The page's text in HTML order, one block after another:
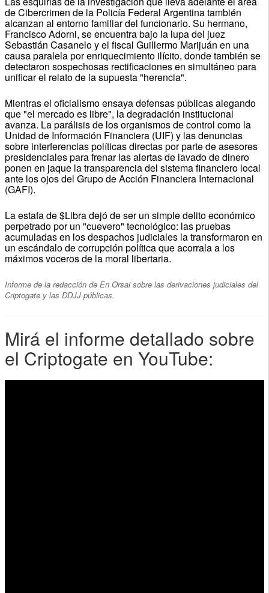
de Cibercrimen de la Policía Federal Argentina también
alcanzan al entorno familiar del funcionario. Su hermano,
Francisco Adorni, se encuentra bajo la lupa del juez
Sebastián Casanelo y el fiscal Guillermo Marijuán en una
causa paralela por enriquecimiento ilícito, donde también se
detectaron sospechosas rectificaciones en simultáneo para
unificar el relato de la supuesta "herencia".
Mientras el oficialismo ensaya defensas públicas alegando
que "el mercado es libre", la degradación institucional
avanza. La parálisis de los organismos de control como la
Unidad de Información Financiera (UIF) y las denuncias
sobre interferencias políticas directas por parte de asesores
presidenciales para frenar las alertas de lavado de dinero
ponen en jaque la transparencia del sistema financiero local
ante los ojos del Grupo de Acción Financiera Internacional
(GAFI).
La estafa de $Libra dejó de ser un simple delito económico
perpetrado por un "cuevero" tecnológico: las pruebas
acumuladas en los despachos judiciales la transformaron en
un escándalo de corrupción política que acorrala a los
máximos voceros de la moral libertaria.
Informe de la redacción de En Orsai sobre las derivaciones judiciales del
Criptogate y las DDJJ públicas.
Mirá el informe detallado sobre
el Criptogate en YouTube: